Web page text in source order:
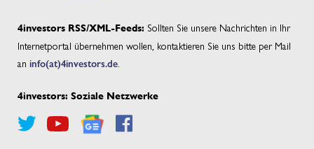
4investors RSS/XML-Feeds: Sollten Sie unsere Nachrichten in Ihr
Internetportal übernehmen wollen, kontaktieren Sie uns bitte per Mail
an info(at)4investors.de
4investors: Soziale Netzwerke